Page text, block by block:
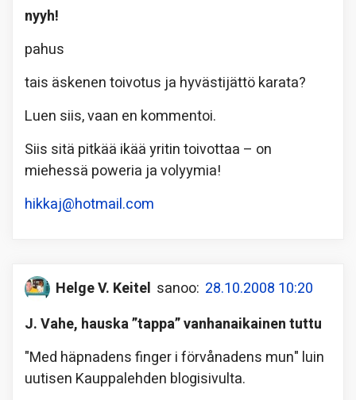
nyyh!
pahus
tais äskenen toivotus ja hyvästijättö karata?
Luen siis, vaan en kommentoi.
Siis sitä pitkää ikää yritin toivottaa – on
miehessä poweria ja volyymia!
hikkaj@hotmail.com
Helge V. Keitel sanoo: 28.10.2008 10:20
J. Vahe, hauska ”tappa” vanhanaikainen tuttu
"Med häpnadens finger i förvånadens mun" luin
uutisen Kauppalehden blogisivulta.